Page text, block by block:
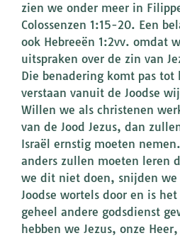
zien we onder meer in
Colossenzen 1:15-20. Een
ook Hebreeën 1:2vv. omdat
uitspraken over de zin van
Die benadering komt pas tot
verstaan vanuit de Joodse
Willen we als christenen
van de Jood Jezus, dan
Israël ernstig moeten
anders zullen moeten leren
we dit niet doen, snijden we
Joodse wortels door en is
geheel andere godsdienst
hebben we Jezus, onze